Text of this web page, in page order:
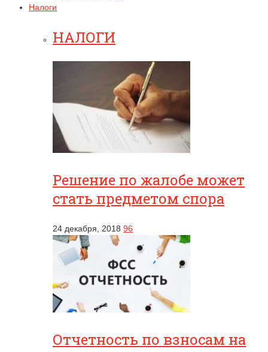
Налоги
НАЛОГИ
Решение по жалобе может
стать предметом спора
24 декабря, 2018 96
Отчетность по взносам на